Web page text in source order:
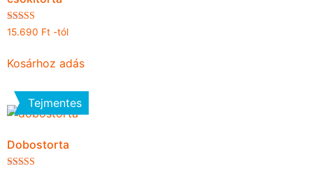
Értékelés:
4.94
15.690 Ft -tól
Kosárhoz adás
Tejmentes
Dobostorta